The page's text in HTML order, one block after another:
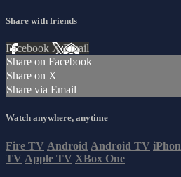
Share with friends
Facebook XEmail
Share on Facebook
Share on X
Share via Email
Watch anywhere, anytime
Fire TV Android Android TV
TV Apple TV XBox One